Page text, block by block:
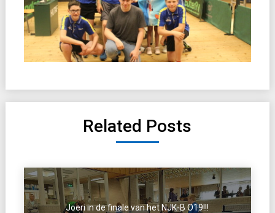
Related Posts
Joeri in de finale van het NJK-B O19!!!